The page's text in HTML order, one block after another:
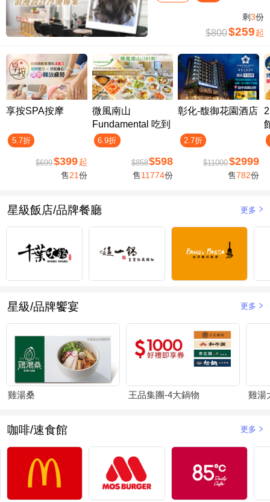
剩3份
$800$259 起
享按SPA按摩
5.7折
$699$399 起
售21份
微風南山
Fundamental 吃到
飽6.9折
$858$598
售11774份
彰化-馥御花園酒店
2.7折
$11000$2999
售782份
星級飯店/品牌餐廳 更多
星級/品牌饗宴 更多
雞湯桑 王品集團-4大鍋物 雞湯
咖啡/速食館 更多